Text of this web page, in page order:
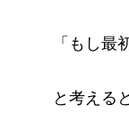
「もし最
と考える